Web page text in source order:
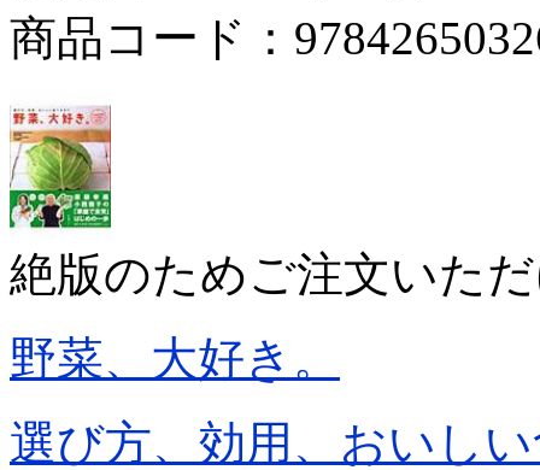
商品コード：
絶版のためご注文いた
野菜、大好き。
選び方、効用、おいし